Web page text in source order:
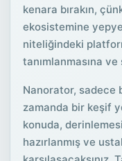
kenara bırakın,
ekosistemine
niteliğindeki
tanımlanmasına
Nanorator, sadece
zamanda bir keşif
konuda,
hazırlanmış ve